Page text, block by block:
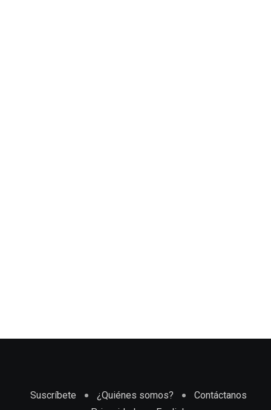
Suscríbete ¿Quiénes somos?
Contáctanos